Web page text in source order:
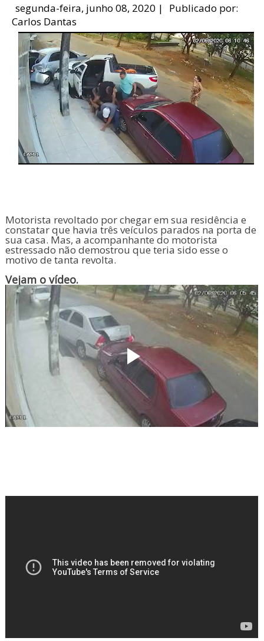
segunda-feira, junho 08, 2020 |
Publicado por:
Carlos Dantas
Motorista revoltado por chegar em sua residência e
constatar que havia três veículos parados na porta de
sua casa. Mas, a acompanhante do motorista
estressado não demostrou que teria sido esse o
motivo de tanta revolta.
Vejam o vídeo.